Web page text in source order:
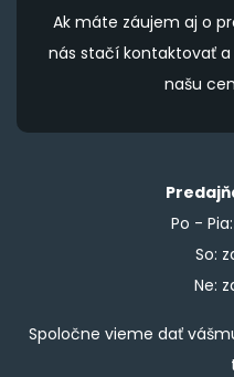
Ak máte záujem aj o
nás stačí kontaktovať
našu
Po -
So:
Ne:
Spoločne vieme dať